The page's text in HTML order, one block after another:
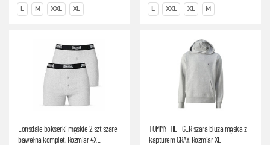
L M XXL XL L XXL XL M
Lonsdale bokserki męskie 2 szt szare
bawełna komplet, Rozmiar 4XL
TOMMY HILFIGER szara bluza męska z
kapturem GRAY, Rozmiar XL